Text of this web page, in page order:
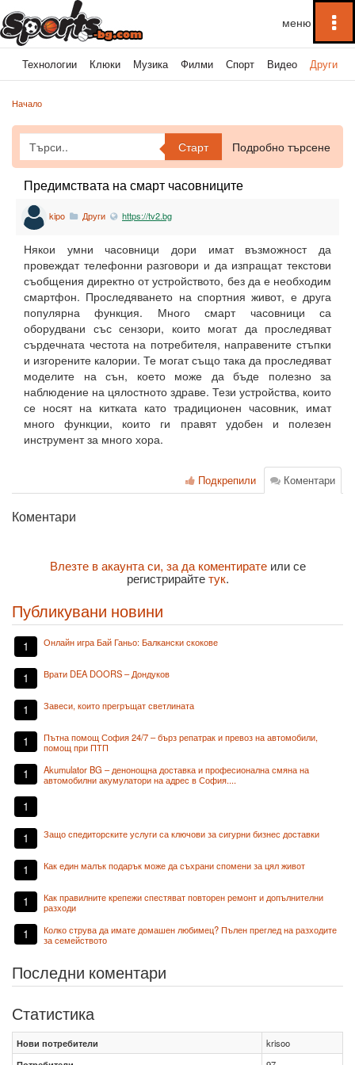
Технологии Клюки Музика Филми Спорт Видео Други
Начало
Старт Подробно търсене
Предимствата на смарт часовниците
kipo Други https://tv2.bg
Някои умни часовници дори имат възможност да
провеждат телефонни разговори и да изпращат текстови
съобщения директно от устройството, без да е необходим
смартфон. Проследяването на спортния живот, е друга
популярна функция. Много смарт часовници са
оборудвани със сензори, които могат да проследяват
сърдечната честота на потребителя, направените стъпки
и изгорените калории. Те могат също така да проследяват
моделите на сън, което може да бъде полезно за
наблюдение на цялостното здраве. Тези устройства, които
се носят на китката като традиционен часовник, имат
много функции, които ги правят удобен и полезен
инструмент за много хора.
Коментари
Подкрепили
Коментари
Влезте в акаунта си, за да коментиратеили се
регистрирайтетук.
Публикувани новини
1 Онлайн игра Бай Ганьо: Балкански скокове
1 Врати DEA DOORS – Дондуков
1 Завеси, които прегръщат светлината
1
Пътна помощ София 24/7 – бърз репатрак и превоз на автомобили,
помощ при ПТП
1
Akumulator BG – денонощна доставка и професионална смяна на
автомобилни акумулатори на адрес в София....
1
1 Защо спедиторските услуги са ключови за сигурни бизнес доставки
1 Как един малък подарък може да съхрани спомени за цял живот
1
Как правилните крепежи спестяват повторен ремонт и допълнителни
разходи
1
Колко струва да имате домашен любимец? Пълен преглед на разходите
за семейството
Последни коментари
Статистика
Нови потребители
krisoo